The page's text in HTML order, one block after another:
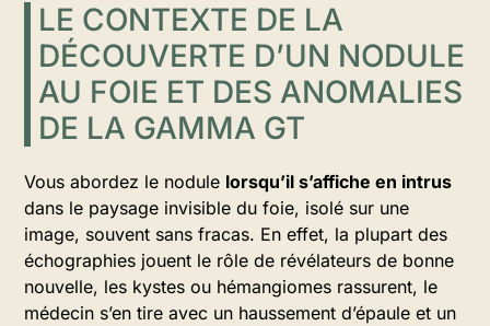
LE CONTEXTE DE LA
DÉCOUVERTE D’UN NODULE
AU FOIE ET DES ANOMALIES
DE LA GAMMA GT
Vous abordez le nodule lorsqu’il s’affiche en intrus
dans le paysage invisible du foie, isolé sur une
image, souvent sans fracas. En effet, la plupart des
échographies jouent le rôle de révélateurs de bonne
nouvelle, les kystes ou hémangiomes rassurent, le
médecin s’en tire avec un haussement d’épaule et un